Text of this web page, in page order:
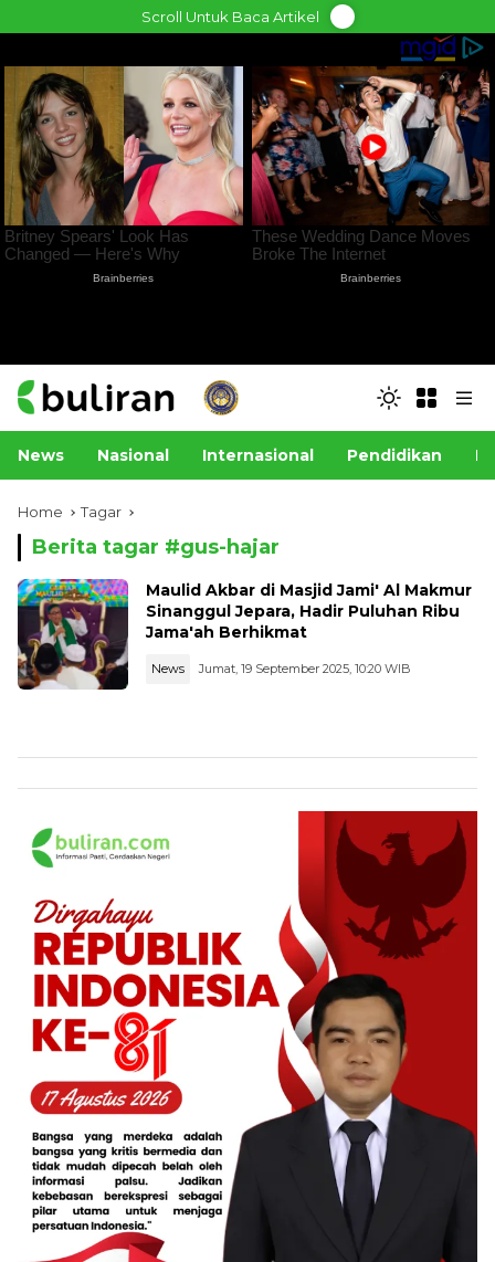
to
Scroll Untuk Baca Artikel
News Nasional Internasional Pendidikan
Home Tagar
Berita tagar #gus-hajar
Maulid Akbar di Masjid Jami' Al Makmur
Sinanggul Jepara, Hadir Puluhan Ribu
Jama'ah Berhikmat
News Jumat, 19 September 2025, 10:20 WIB